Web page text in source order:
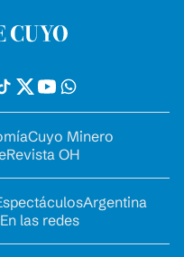
Cuyo Minero
Revista OH
Argentina
En las redes